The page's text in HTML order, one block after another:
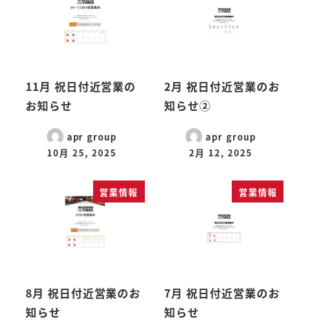
11月 祝日付近営業の
お知らせ
apr group
10月 25, 2025
2月 祝日付近営業のお
知らせ②
apr group
2月 12, 2025
営業情報
8月 祝日付近営業のお
知らせ
営業情報
7月 祝日付近営業のお
知らせ